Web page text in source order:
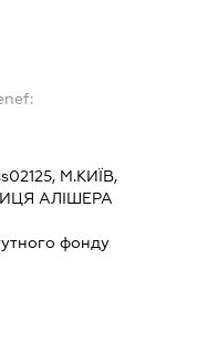
02125, М.КИЇВ,
АЛІШЕРА
фонду